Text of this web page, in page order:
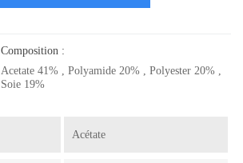
Composition :
Acetate 41% , Polyamide 20% , Polyester 20% ,
Soie 19%
Acétate